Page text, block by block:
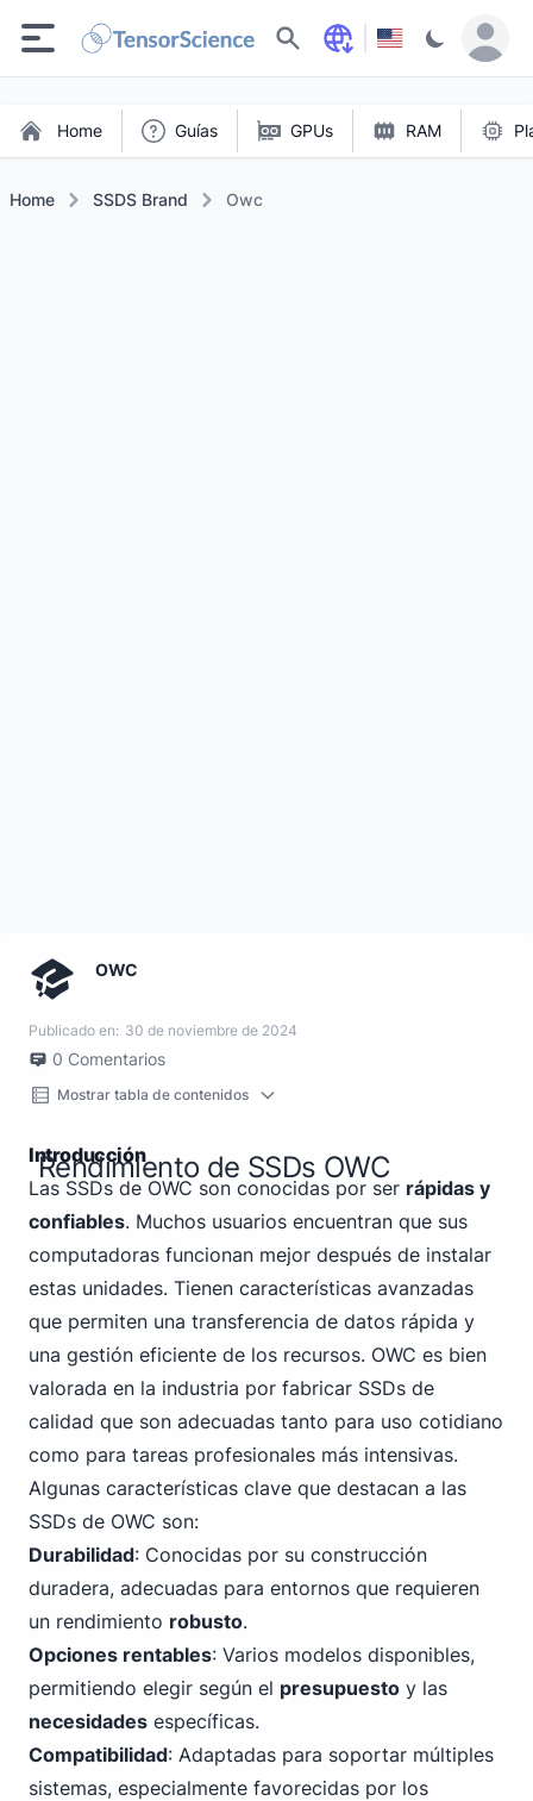
Buscar
Home Guías GPUs RAM
Home SSDS Brand Owc
OWC
Publicado en: 30 de noviembre de 2024
0 Comentarios
Mostrar tabla de contenidos
Introducción
Rendimiento de SSDs OWC
Las SSDs de OWC son conocidas por ser rápidas y
confiables. Muchos usuarios encuentran que sus
computadoras funcionan mejor después de instalar
estas unidades. Tienen características avanzadas
que permiten una transferencia de datos rápida y
una gestión eficiente de los recursos. OWC es bien
valorada en la industria por fabricar SSDs de
calidad que son adecuadas tanto para uso cotidiano
como para tareas profesionales más intensivas.
Algunas características clave que destacan a las
SSDs de OWC son:
Durabilidad: Conocidas por su construcción
duradera, adecuadas para entornos que requieren
un rendimiento robusto.
Opciones rentables: Varios modelos disponibles,
permitiendo elegir según el presupuesto y las
necesidades específicas.
Compatibilidad: Adaptadas para soportar múltiples
sistemas, especialmente favorecidas por los